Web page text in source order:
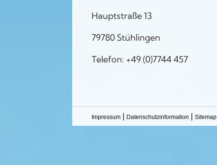
Hauptstraße 13
79780 Stühlingen
Telefon: +49 (0)7744 457
Impressum Datenschutzinformation Sitemap